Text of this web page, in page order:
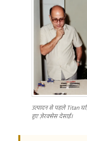
उत्पादन से पहले Titan
हुए ज़ेरक्सेस देसाई।